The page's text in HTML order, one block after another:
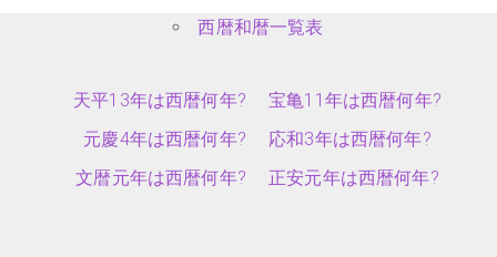
西暦和暦一覧表
天平13年は西暦何年?
宝亀11年は西暦何年?
元慶4年は西暦何年?
応和3年は西暦何年?
文暦元年は西暦何年?
正安元年は西暦何年?